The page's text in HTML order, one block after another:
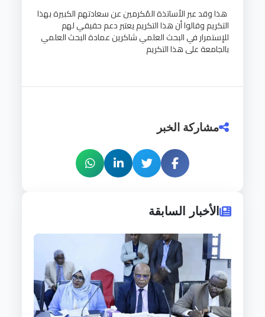
هذا وقد عبر الأساتذة المُكرمين عن سعادتهم الكبيرة بهذا
التكريم وقالوا أن هذا التكريم يعتبر دعم حقيقي لهم
للإستمرار في البحث العلمي شاكرين عمادة البحث العلمي
بالجامعة على هذا التكريم
مشاركة الخبر
الأخبار السابقة